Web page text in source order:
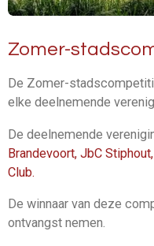
Zomer-
De Zomer-
elke deelnemende
De deelnemende
Brandevoort, JbC
Club.
De winnaar van deze
ontvangst nemen.